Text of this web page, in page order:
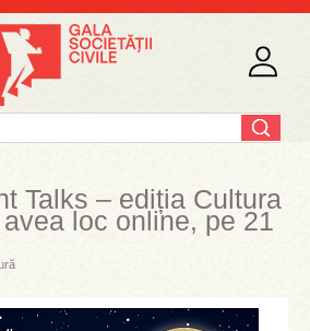
Talks – ediția Cultura
loc online, pe 21